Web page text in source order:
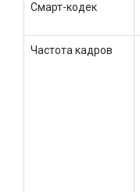
Смарт-кодек
Частота кадров